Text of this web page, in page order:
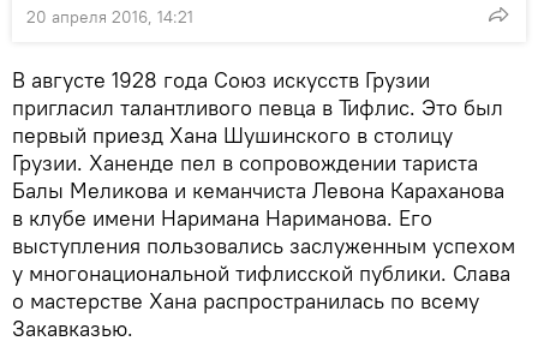
20 апреля 2016, 14:21
В августе 1928 года Союз искусств Грузии
пригласил талантливого певца в Тифлис. Это был
первый приезд Хана Шушинского в столицу
Грузии. Ханенде пел в сопровождении тариста
Балы Меликова и кеманчиста Левона Караханова
в клубе имени Наримана Нариманова. Его
выступления пользовались заслуженным успехом
у многонациональной тифлисской публики. Слава
о мастерстве Хана распространилась по всему
Закавказью.